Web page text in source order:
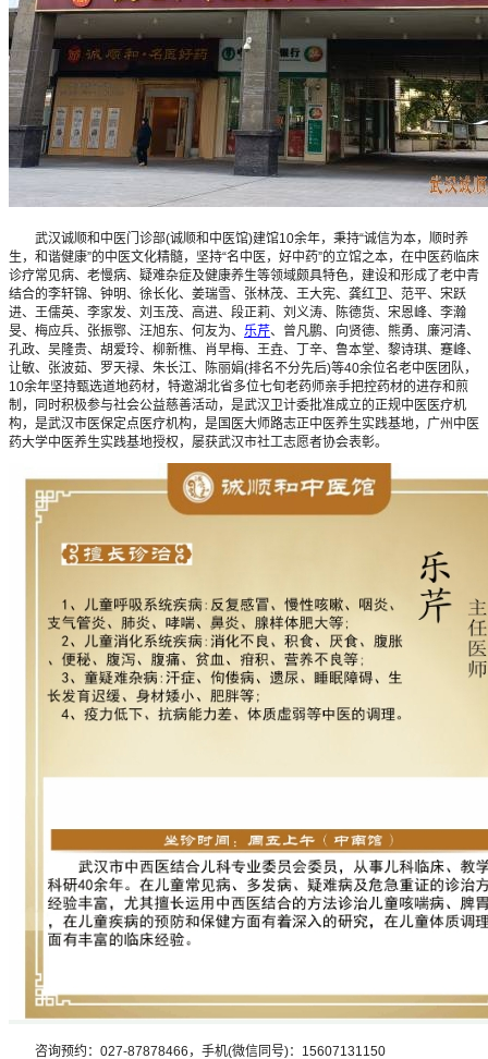
武汉诚顺和中医门诊部(诚顺和中医馆)建馆10余年，秉持“诚信为本，顺时养
生，和谐健康”的中医文化精髓，坚持“名中医，好中药”的立馆之本，在中医药临床
诊疗常见病、老慢病、疑难杂症及健康养生等领域颇具特色，建设和形成了老中青
结合的李轩锦、钟明、徐长化、姜瑞雪、张林茂、王大宪、龚红卫、范平、宋跃
进、王儒英、李家发、刘玉茂、高进、段正莉、刘义涛、陈德货、宋恩峰、李瀚
旻、梅应兵、张振鄂、汪旭东、何友为、 乐芹、曾凡鹏、向贤德、熊勇、廉河清、
孔政、吴隆贵、胡爱玲、柳新樵、肖早梅、王垚、丁辛、鲁本堂、黎诗琪、蹇峰、
让敏、张波茹、罗天禄、朱长江、陈丽娟(排名不分先后)等40余位名老中医团队，
10余年坚持甄选道地药材，特邀湖北省多位七旬老药师亲手把控药材的进存和煎
制，同时积极参与社会公益慈善活动，是武汉卫计委批准成立的正规中医医疗机
构，是武汉市医保定点医疗机构，是国医大师路志正中医养生实践基地，广州中医
药大学中医养生实践基地授权，屡获武汉市社工志愿者协会表彰。
咨询预约：027-87878466，手机(微信同号)：15607131150